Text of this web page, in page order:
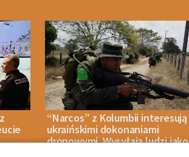
“Narcos” z Kolumbii interesują
ukraińskimi dokonaniami
dronowymi. Wysyłają ludzi jako